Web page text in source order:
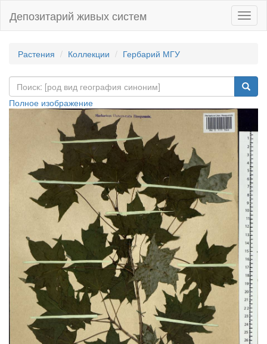
Депозитарий живых систем
Растения Коллекции Гербарий МГУ
Полное изображение